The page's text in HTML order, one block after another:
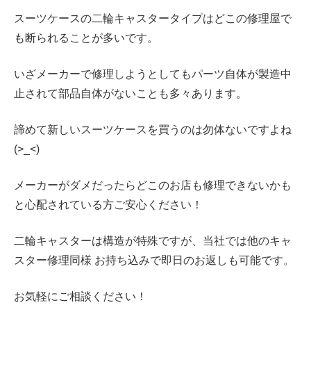
スーツケースの二輪キャスタータイプはどこの修理屋で
も断られることが多いです。
いざメーカーで修理しようとしてもパーツ自体が製造中
止されて部品自体がないことも多々あります。
諦めて新しいスーツケースを買うのは勿体ないですよね
(>_<)
メーカーがダメだったらどこのお店も修理できないかも
と心配されている方ご安心ください！
二輪キャスターは構造が特殊ですが、当社では他のキャ
スター修理同様 お持ち込みで即日のお返しも可能です。
お気軽にご相談ください！